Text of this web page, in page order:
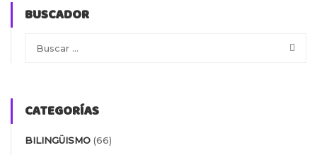
BUSCADOR
CATEGORÍAS
BILINGÜISMO (66)